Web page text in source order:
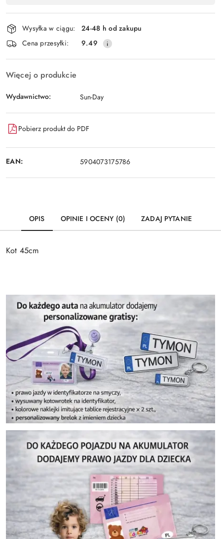
płatność
i
dostawa
Wysyłka w ciągu:
24-48 h od zakupu
Cena przesyłki:
9.49
Więcej o produkcie
Wydawnictwo: Sun-Day
Pobierz produkt do PDF
EAN: 5904073175786
OPIS OPINIE I OCENY (0) ZADAJ PYTANIE
Kot 45cm